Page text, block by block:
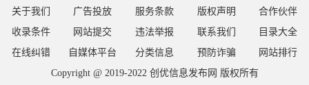
关于我们 广告投放 服务条款 版权声明
合作伙伴
收录条件
网站提交 违法举报 联系我们
目录大全
在线纠错
自媒体平台 分类信息 预防诈骗
网站排行
Copyright @ 2019-2022 创优信息发布网 版权所有